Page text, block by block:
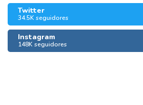
Twitter
34.5K seguidores
Instagram
148K seguidores